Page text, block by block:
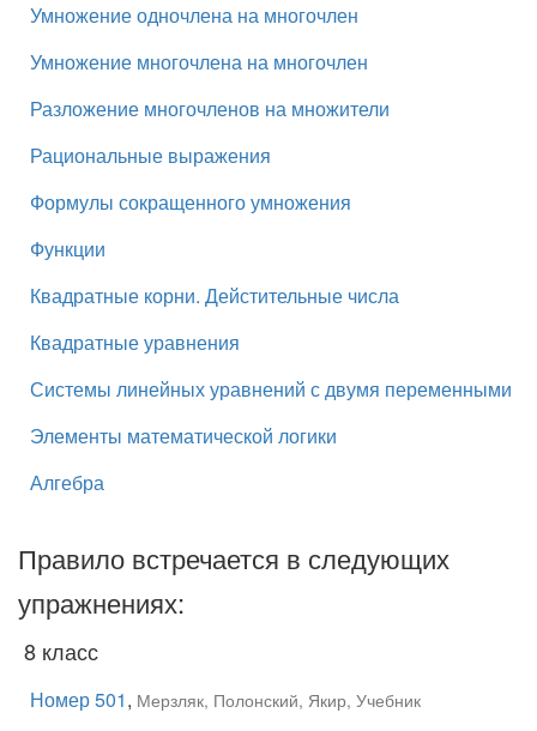
Умножение одночлена на многочлен
Умножение многочлена на многочлен
Разложение многочленов на множители
Рациональные выражения
Формулы сокращенного умножения
Функции
Квадратные корни. Дейстительные числа
Квадратные уравнения
Системы линейных уравнений с двумя переменными
Элементы математической логики
Алгебра
Правило встречается в следующих
упражнениях:
8 класс
Номер 501, Мерзляк, Полонский, Якир, Учебник